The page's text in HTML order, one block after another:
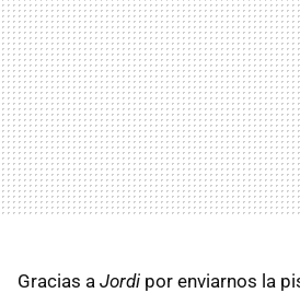
Gracias a Jordi por enviarnos la